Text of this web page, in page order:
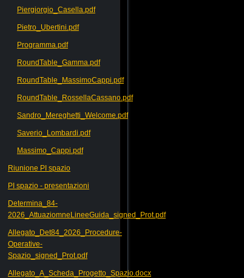
Piergiorgio_Casella.pdf
Pietro_Ubertini.pdf
Programma.pdf
RoundTable_Gamma.pdf
RoundTable_MassimoCappi.pdf
RoundTable_RossellaCassano.pdf
Sandro_Mereghetti_Welcome.pdf
Saverio_Lombardi.pdf
Massimo_Cappi.pdf
Riunione PI spazio
PI spazio - presentazioni
Determina_84-
2026_AttuaziomneLineeGuida_signed_Prot.pdf
Allegato_Det84_2026_Procedure-
Operative-
Spazio_signed_Prot.pdf
Allegato_A_Scheda_Progetto_Spazio.docx